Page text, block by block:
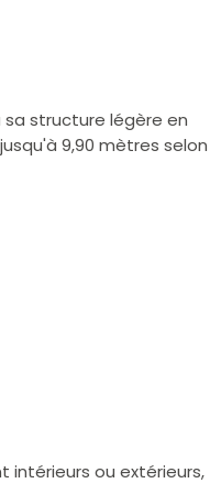
structure légère en
9,90 mètres selon
intérieurs ou extérieurs,